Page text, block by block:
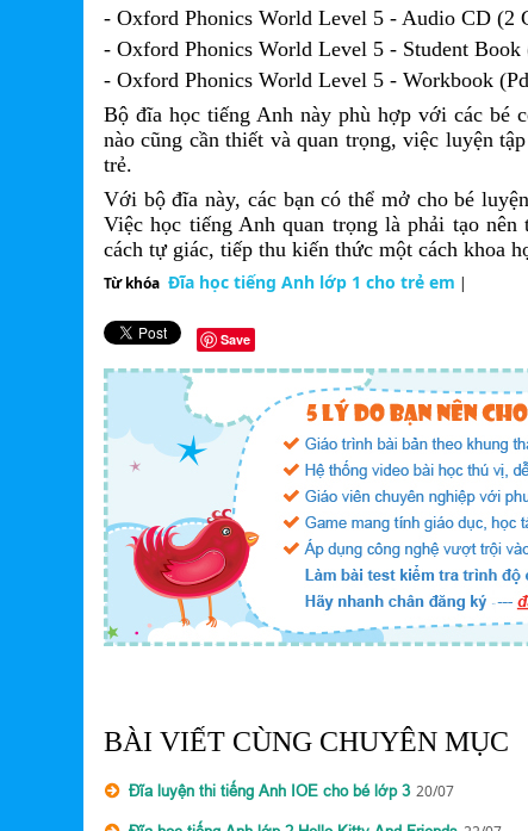
- Oxford Phonics World Level 5 - Audio CD (2
- Oxford Phonics World Level 5 - Student Book
- Oxford Phonics World Level 5 - Workbook
Bộ đĩa học tiếng Anh này phù hợp với các bé
nào cũng cần thiết và quan trọng, việc luyện
trẻ.
Với bộ đĩa này, các bạn có thể mở cho bé
Việc học tiếng Anh quan trọng là phải tạo
cách tự giác, tiếp thu kiến thức một cách khoa
Từ khóa Đĩa học tiếng Anh lớp 1 cho trẻ em |
Save
BÀI VIẾT CÙNG CHUYÊN MỤC
Đĩa luyện thi tiếng Anh IOE cho bé lớp 3 20/07